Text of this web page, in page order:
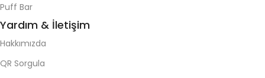
Puff Bar
Yardım & İletişim
Hakkımızda
QR Sorgula